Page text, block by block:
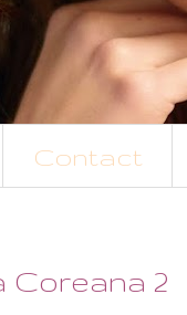
Contact
Coreana 2